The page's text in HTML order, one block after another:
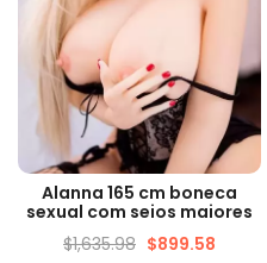
VISUALIZAÇÃO RÁPIDA
Alanna 165 cm boneca
sexual com seios maiores
$1,635.98 $899.58